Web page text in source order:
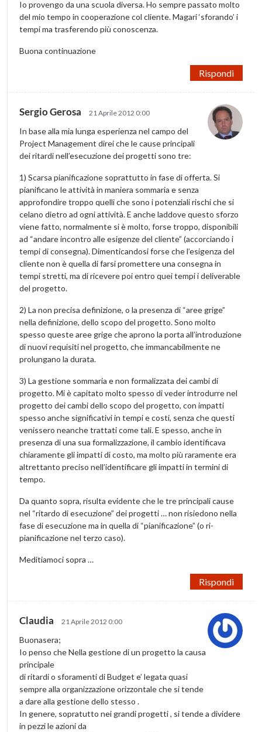
Io provengo da una scuola diversa. Ho sempre passato molto
del mio tempo in cooperazione col cliente. Magari ‘sforando’ i
tempi ma trasferendo più conoscenza.
Buona continuazione
Rispondi
Sergio Gerosa 21 Aprile 2012 0:00
In base alla mia lunga esperienza nel campo del
Project Management direi che le cause principali
dei ritardi nell’esecuzione dei progetti sono tre:
1) Scarsa pianificazione soprattutto in fase di offerta. Si
pianificano le attività in maniera sommaria e senza
approfondire troppo quelli che sono i potenziali rischi che si
celano dietro ad ogni attività. E anche laddove questo sforzo
viene fatto, normalmente si è molto, forse troppo, disponibili
ad “andare incontro alle esigenze del cliente” (accorciando i
tempi di consegna). Dimenticandosi forse che l’esigenza del
cliente non è quella di farsi promettere una consegna in
tempi stretti, ma di ricevere poi entro quei tempi i deliverable
del progetto.
2) La non precisa definizione, o la presenza di “aree grige”
nella definizione, dello scopo del progetto. Sono molto
spesso queste aree grige che aprono la porta all’introduzione
di nuovi requisiti nel progetto, che immancabilmente ne
prolungano la durata.
3) La gestione sommaria e non formalizzata dei cambi di
progetto. Mi è capitato molto spesso di veder introdurre nel
progetto dei cambi dello scopo del progetto, con impatti
spesso anche significativi in tempi e costi, senza che questi
venissero neanche trattati come tali. E spesso, anche in
presenza di una sua formalizzazione, il cambio identificava
chiaramente gli impatti di costo, ma molto più raramente era
altrettanto preciso nell’identificare gli impatti in termini di
tempo.
Da quanto sopra, risulta evidente che le tre principali cause
nel “ritardo di esecuzione” dei progetti … non risiedono nella
fase di esecuzione ma in quella di “pianificazione” (o ri-
pianificazione nel terzo caso).
Meditiamoci sopra …
Rispondi
Claudia 21 Aprile 2012 0:00
Buonasera;
Io penso che Nella gestione di un progetto la causa
principale
di ritardi o sforamenti di Budget e’ legata quasi
sempre alla organizzazione orizzontale che si tende
a dare alla gestione dello stesso .
In genere, sopratutto nei grandi progetti , si tende a dividere
in pezzi le azioni da